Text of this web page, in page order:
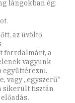
lángokban ég:
az üvöltő
forrdalmárt, a
vagyunk
együttérezni.
e, vagy „egyszerű”
sikerült tisztán
.